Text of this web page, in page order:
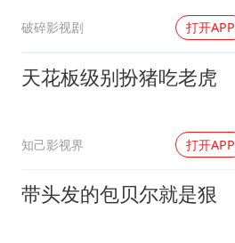
破碎影视剧 打开APP
天花板级别扮猪吃老虎
知己影视界 打开APP
带头发的包贝尔就是狠